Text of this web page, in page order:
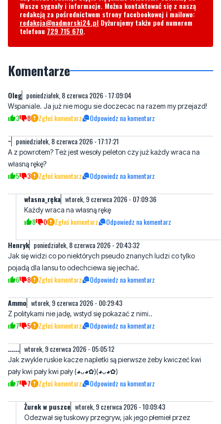
Wasze sygnały i informacje. Można kontaktować się z naszą
redakcją za pośrednictwem strony facebookowej i mailowo:
redakcja@nadmorski24.pl Dyżurujemy także pod numerem
telefonu 729 715 670.
Komentarze
Oleg poniedziałek, 8 czerwca 2026 - 17:09:04
Wspaniale. Ja już nie mogu sie doczecac na razem my przejazd!
3 8 Zgłoś komentarz Odpowiedz na komentarz
~ poniedziałek, 8 czerwca 2026 - 17:17:21
A z powrotem? Też jest wesoły peleton czy już każdy wraca na
własną rękę?
5 3 Zgłoś komentarz Odpowiedz na komentarz
własna_ręka wtorek, 9 czerwca 2026 - 07:09:36
Każdy wraca na własną rękę
8 0 Zgłoś komentarz Odpowiedz na komentarz
Henryk poniedziałek, 8 czerwca 2026 - 20:43:32
Jak się widzi co po niektórych pseudo znanych ludzi co tylko
pojadą dla lansu to odechciewa się jechać.
6 8 Zgłoś komentarz Odpowiedz na komentarz
Ammo wtorek, 9 czerwca 2026 - 00:29:43
Z politykami nie jadę, wstyd się pokazać z nimi..
7 5 Zgłoś komentarz Odpowiedz na komentarz
...... wtorek, 9 czerwca 2026 - 05:05:12
Jak zwykle ruskie kacze napletki są pierwsze żeby kwiczeć kwi
pały kwi pały kwi pały (⁠◕⁠ᴗ⁠◕⁠✿⁠)(⁠◕⁠ᴗ⁠◕⁠✿⁠)
7 7 Zgłoś komentarz Odpowiedz na komentarz
Żurek w puszce wtorek, 9 czerwca 2026 - 10:09:43
Odezwał się tuskowy przegryw, jak jego płemieł przez